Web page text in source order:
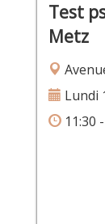
Test
Metz
Lundi
11:30